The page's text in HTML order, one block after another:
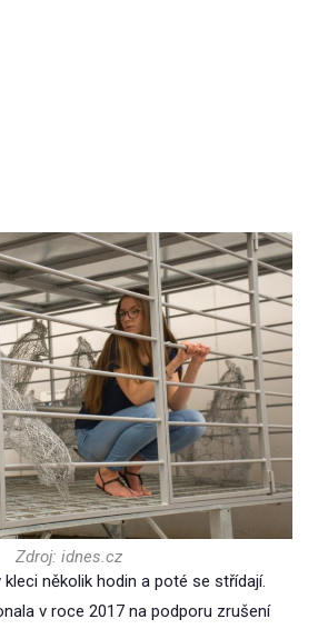
Zdroj: idnes.cz
několik hodin a poté se střídají.
v roce 2017 na podporu zrušení